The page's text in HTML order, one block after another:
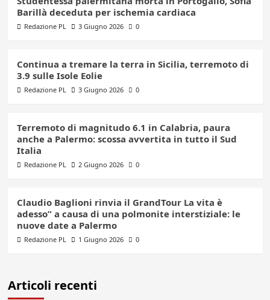
Barillà deceduta per ischemia cardiaca
Redazione PL 3 Giugno 2026 0
Continua a tremare la terra in Sicilia, terremoto di
3.9 sulle Isole Eolie
Redazione PL 3 Giugno 2026 0
Terremoto di magnitudo 6.1 in Calabria, paura
anche a Palermo: scossa avvertita in tutto il Sud
Italia
Redazione PL 2 Giugno 2026 0
Claudio Baglioni rinvia il GrandTour La vita è
adesso” a causa di una polmonite interstiziale: le
nuove date a Palermo
Redazione PL 1 Giugno 2026 0
Articoli recenti